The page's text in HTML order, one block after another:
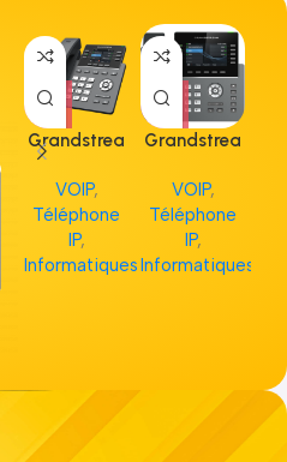
Grandstrea
m GRP2613
VOIP,
Téléphone
IP,
Informatiques
Grandstrea
VOIP,
Téléphone
IP,
Informatiques